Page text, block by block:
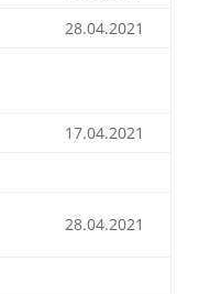
28.04.2021
17.04.2021
28.04.2021